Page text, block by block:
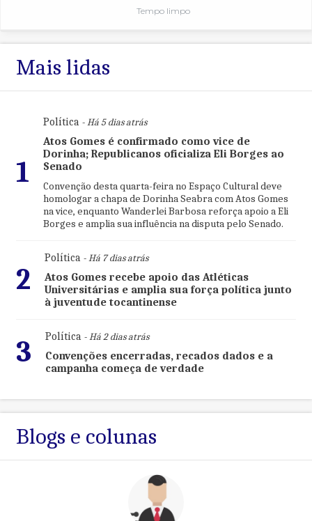
Tempo limpo
Mais lidas
1
Política- Há 5 dias atrás
Atos Gomes é confirmado como vice de
Dorinha; Republicanos oficializa Eli Borges ao
Senado
Convenção desta quarta-feira no Espaço Cultural deve
homologar a chapa de Dorinha Seabra com Atos Gomes
na vice, enquanto Wanderlei Barbosa reforça apoio a Eli
Borges e amplia sua influência na disputa pelo Senado.
2
Política- Há 7 dias atrás
Atos Gomes recebe apoio das Atléticas
Universitárias e amplia sua força política junto
à juventude tocantinense
3 Política- Há 2 dias atrás
Convenções encerradas, recados dados e a
campanha começa de verdade
Blogs e colunas